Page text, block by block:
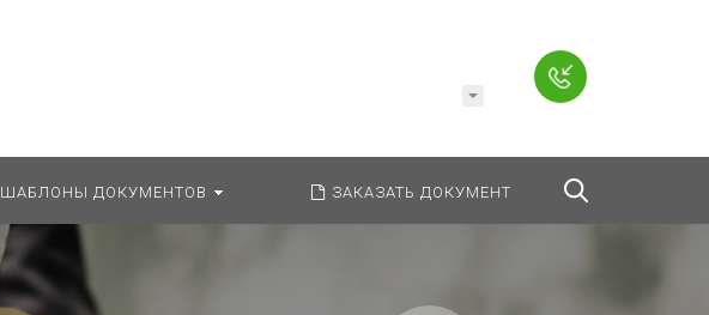
ШАБЛОНЫ ДОКУМЕНТОВ ЗАКАЗАТЬ ДОКУМЕНТ